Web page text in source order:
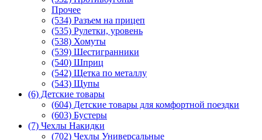
Прочее
(534) Разъем на прицеп
(535) Рулетки, уровень
(538) Хомуты
(539) Шестигранники
(540) Шприц
(542) Щетка по металлу
(543) Щупы
(6) Детские товары
(604) Детские товары для комфортной поездки
(603) Бустеры
(7) Чехлы Накидки
(702) Чехлы Универсальные